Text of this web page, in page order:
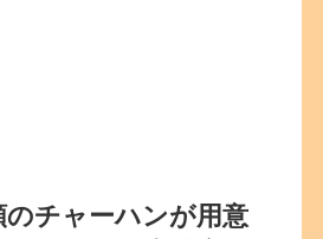
のチャーハンが用意